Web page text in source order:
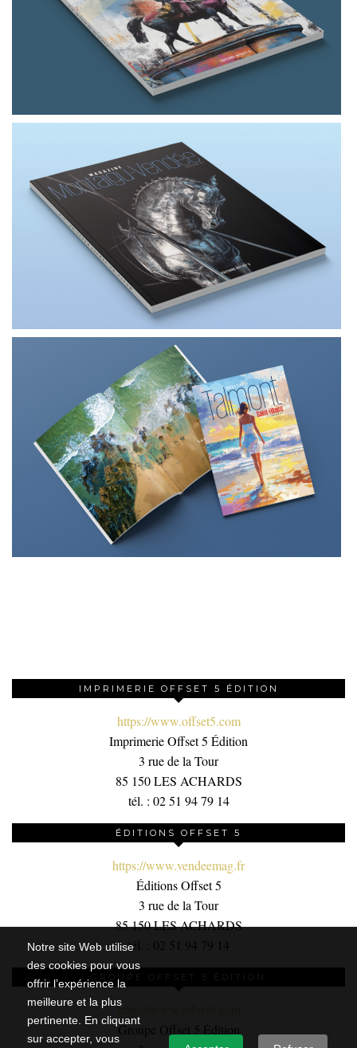
Notre site Web utilise
des cookies pour vous
offrir l’expérience la
meilleure et la plus
pertinente. En cliquant
sur accepter, vous
IMPRIMERIE OFFSET 5 ÉDITION
https://www.offset5.com
Imprimerie Offset 5 Édition
3 rue de la Tour
85 150 LES ACHARDS
tél. : 02 51 94 79 14
ÉDITIONS OFFSET 5
https://www.vendeemag.fr
Éditions Offset 5
3 rue de la Tour
85 150 LES ACHARDS
tél. : 02 51 94 79 14
GROUPE OFFSET 5 ÉDITION
https://www.offset5.com
Groupe Offset 5 Édition